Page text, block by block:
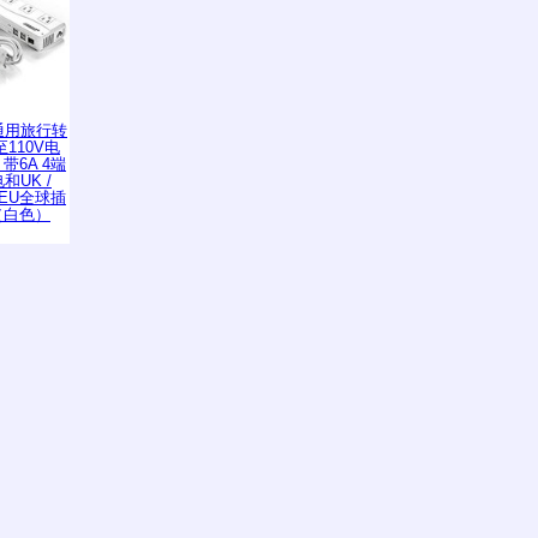
旅行转
110V电
6A 4端
和UK /
全球插
色）